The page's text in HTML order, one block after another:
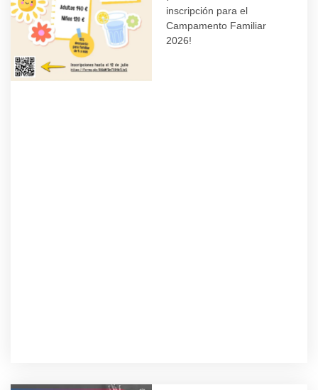
inscripción para el
Campamento Familiar
2026!